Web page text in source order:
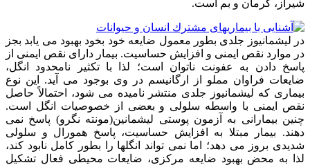
شیراز، کرمان و بم است.
در لیشمانیوز جلدی بطور معمول ضایعه خود بخود بهبود می یابد بجز
در موارد نقص ایمنی و افزایش حساسیت. بیمار دارای نقص ایمنی از
پاسخ دادن به عفونت ناتوان است؛ لذا با تکثیر نامحدود انگل،
ضایعات فراوان مملو از ارگانیسم در وی بوجود می آید. این نوع
بیماری که لیشمانیوز جلدی منتشر نامیده می شود، احتمالاً حاصل
نقص ایمنی با واسطه سلولی و بعضی از خصوصیات انگل است.
چنین بیمارانی به آزمون پوستی لیشمانین(مونته نگرو) پاسخ نمی
دهند. بیمار مبتلا به افزایش حساسیت، پاسخ همورال و سلولی
شدیدی بروز می دهد؛ اما نمی تواند انگلها را بطور کامل نابود کند،
لذا به محض بهبود ضایعه مرکزی، ضایعات محیطی فعال تشکیل